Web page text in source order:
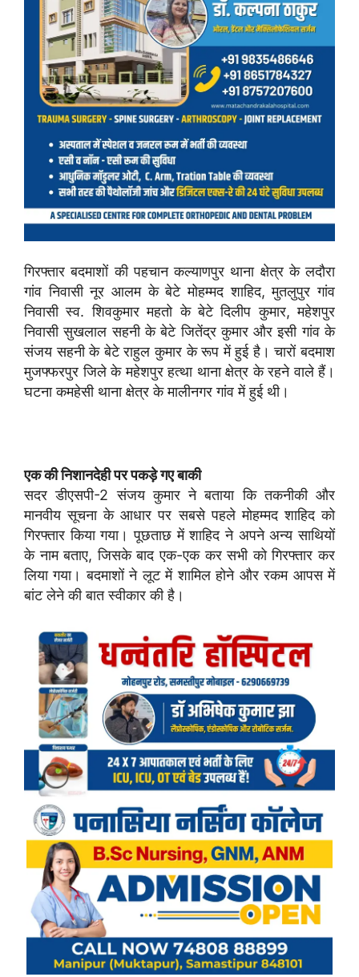
गिरफ्तार बदमाशों की पहचान कल्याणपुर थाना क्षेत्र के लदौरा
गांव निवासी नूर आलम के बेटे मोहम्मद शाहिद, मुतलुपुर गांव
निवासी स्व. शिवकुमार महतो के बेटे दिलीप कुमार, महेशपुर
निवासी सुखलाल सहनी के बेटे जितेंद्र कुमार और इसी गांव के
संजय सहनी के बेटे राहुल कुमार के रूप में हुई है। चारों बदमाश
मुजफ्फरपुर जिले के महेशपुर हत्था थाना क्षेत्र के रहने वाले हैं।
घटना कमहेसी थाना क्षेत्र के मालीनगर गांव में हुई थी।
एक की निशानदेही पर पकड़े गए बाकी
सदर डीएसपी-2 संजय कुमार ने बताया कि तकनीकी और
मानवीय सूचना के आधार पर सबसे पहले मोहम्मद शाहिद को
गिरफ्तार किया गया। पूछताछ में शाहिद ने अपने अन्य साथियों
के नाम बताए, जिसके बाद एक-एक कर सभी को गिरफ्तार कर
लिया गया। बदमाशों ने लूट में शामिल होने और रकम आपस में
बांट लेने की बात स्वीकार की है।